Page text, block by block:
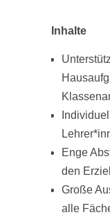
Inhalte
Enge
den
Große
alle